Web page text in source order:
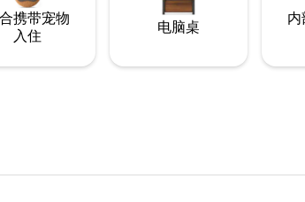
携带宠物
入住
电脑桌